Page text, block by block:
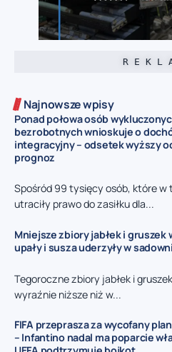
R E K L
Najnowsze wpisy
Ponad połowa osób
bezrobotnych wnioskuje o
integracyjny – odsetek wyższy
prognoz
Spośród 99 tysięcy osób, które w
utraciły prawo do zasiłku dla...
Mniejsze zbiory jabłek i gruszek
upały i susza uderzyły w
Tegoroczne zbiory jabłek i
wyraźnie niższe niż w...
FIFA przeprasza za wycofany
– Infantino nadal ma poparcie